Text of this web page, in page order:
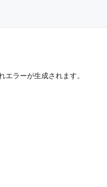
ラーが生成されます。